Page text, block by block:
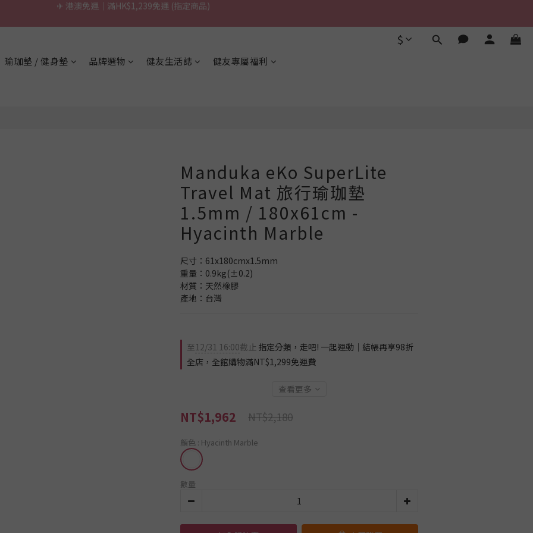
\ 台灣製超慢跑墊 / 升級啦.ᐟ.ᐟ（點我看介紹 💬）
\ 台灣製超慢跑墊 / 升級啦.ᐟ.ᐟ（點我看介紹 💬）
\ 台灣製超慢跑墊 / 升級啦.ᐟ.ᐟ（點我看介紹 💬）
$
瑜珈墊 / 健身墊 品牌選物 健友生活誌 健友專屬福利
Manduka eKo SuperLite
Travel Mat 旅行瑜珈墊
1.5mm / 180x61cm -
Hyacinth Marble
尺寸：61x180cmx1.5mm
重量：0.9kg(±0.2)
材質：天然橡膠
產地：台灣
至12/31 16:00截止 指定分類，走吧! 一起運動｜結帳再享98折
全店，全館購物滿NT$1,299免運費
查看更多
NT$1,962 NT$2,180
顏色 : Hyacinth Marble
數量
立即購買